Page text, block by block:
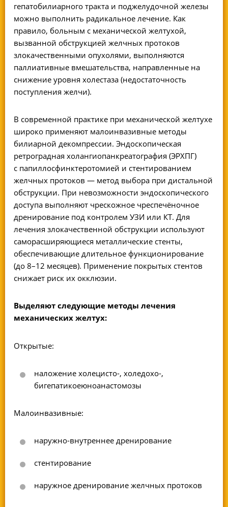
гепатобилиарного тракта и поджелудочной железы
можно выполнить радикальное лечение. Как
правило, больным с механической желтухой,
вызванной обструкцией желчных протоков
злокачественными опухолями, выполняются
паллиативные вмешательства, направленные на
снижение уровня холестаза (недостаточность
поступления желчи).
В современной практике при механической желтухе
широко применяют малоинвазивные методы
билиарной декомпрессии. Эндоскопическая
ретроградная холангиопанкреатография (ЭРХПГ)
с папиллосфинктеротомией и стентированием
желчных протоков — метод выбора при дистальной
обструкции. При невозможности эндоскопического
доступа выполняют чрескожное чреспечёночное
дренирование под контролем УЗИ или КТ. Для
лечения злокачественной обструкции используют
саморасширяющиеся металлические стенты,
обеспечивающие длительное функционирование
(до 8–12 месяцев). Применение покрытых стентов
снижает риск их окклюзии.
Выделяют следующие методы лечения
механических желтух:
Открытые:
наложение холецисто-, холедохо-,
бигепатикоеюноанастомозы
Малоинвазивные:
наружно-внутреннее дренирование
стентирование
наружное дренирование желчных протоков